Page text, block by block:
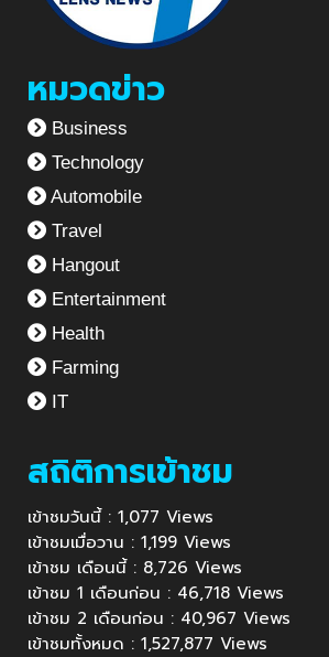
หมวดข่าว
Business
Technology
Automobile
Travel
Hangout
Entertainment
Health
Farming
IT
สถิติการเข้าชม
เข้าชมวันนี้ : 1,077 Views
เข้าชมเมื่อวาน : 1,199 Views
เข้าชม เดือนนี้ : 8,726 Views
เข้าชม 1 เดือนก่อน : 46,718 Views
เข้าชม 2 เดือนก่อน : 40,967 Views
เข้าชมทั้งหมด : 1,527,877 Views